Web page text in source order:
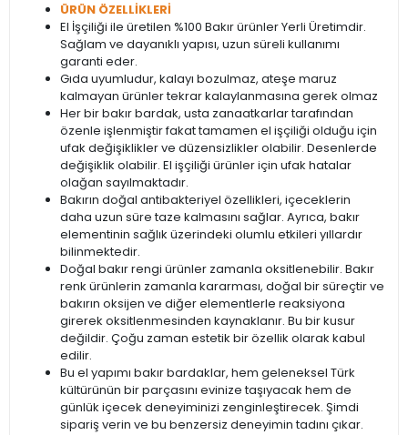
ÜRÜN ÖZELLİKLERİ
El İşçiliği ile üretilen %100 Bakır ürünler Yerli Üretimdir.
Sağlam ve dayanıklı yapısı, uzun süreli kullanımı
garanti eder.
Gıda uyumludur, kalayı bozulmaz, ateşe maruz
kalmayan ürünler tekrar kalaylanmasına gerek olmaz
Her bir bakır bardak, usta zanaatkarlar tarafından
özenle işlenmiştir fakat tamamen el işçiliği olduğu için
ufak değişiklikler ve düzensizlikler olabilir. Desenlerde
değişiklik olabilir. El işçiliği ürünler için ufak hatalar
olağan sayılmaktadır.
Bakırın doğal antibakteriyel özellikleri, içeceklerin
daha uzun süre taze kalmasını sağlar. Ayrıca, bakır
elementinin sağlık üzerindeki olumlu etkileri yıllardır
bilinmektedir.
Doğal bakır rengi ürünler zamanla oksitlenebilir. Bakır
renk ürünlerin zamanla kararması, doğal bir süreçtir ve
bakırın oksijen ve diğer elementlerle reaksiyona
girerek oksitlenmesinden kaynaklanır. Bu bir kusur
değildir. Çoğu zaman estetik bir özellik olarak kabul
edilir.
Bu el yapımı bakır bardaklar, hem geleneksel Türk
kültürünün bir parçasını evinize taşıyacak hem de
günlük içecek deneyiminizi zenginleştirecek. Şimdi
sipariş verin ve bu benzersiz deneyimin tadını çıkar.